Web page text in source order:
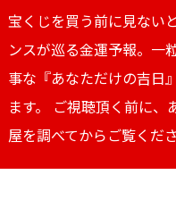
宝くじを買う前に見ない
ンスが巡る金運予報。一
事な『あなただけの吉日
ます。 ご視聴頂く前に、
屋を調べてからご覧くださ